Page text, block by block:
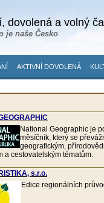
dovolená a volný
je naše Česko
AKTIVNÍ DOVOLENÁ
National Geographic je
měsíčník, který se
geografickým,
a cestovatelským tématům.
s.r.o.
Edice regionálních